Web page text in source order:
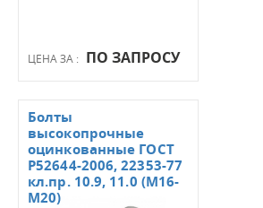
ЦЕНА ЗА : ПО ЗАПРОСУ
Болты
высокопрочные
оцинкованные ГОСТ
Р52644-2006, 22353-77
кл.пр. 10.9, 11.0 (М16-
М20)